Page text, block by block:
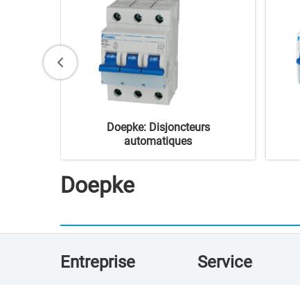
Doepke: Disjoncteurs
automatiques
Doepke
Entreprise Service